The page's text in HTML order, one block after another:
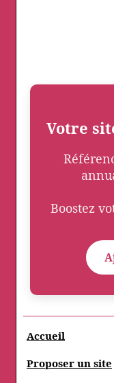
Votre
Boostez
Accueil
Proposer un site